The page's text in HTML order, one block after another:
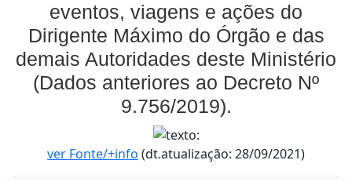
eventos, viagens e ações do
Dirigente Máximo do Órgão e das
demais Autoridades deste Ministério
(Dados anteriores ao Decreto Nº
9.756/2019).
ver Fonte/+info (dt.atualização: 28/09/2021)